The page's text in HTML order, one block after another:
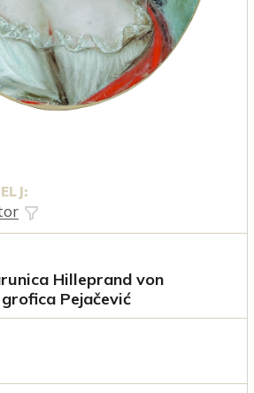
Hilleprand von
Pejačević